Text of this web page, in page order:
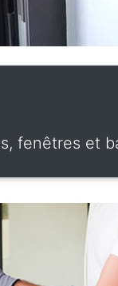
fenêtres et